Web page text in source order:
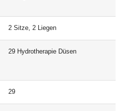
2 Sitze, 2 Liegen
29 Hydrotherapie Düsen
29